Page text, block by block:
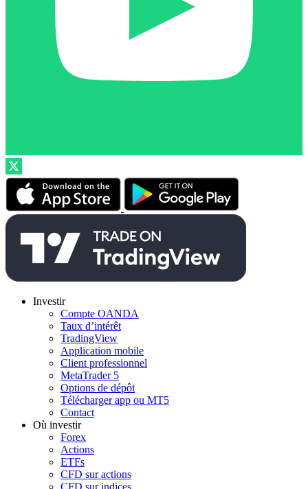
Investir
Compte OANDA
Taux d’intérêt
TradingView
Application mobile
Client professionnel
MetaTrader 5
Options de dépôt
Télécharger app ou MT5
Contact
Où investir
Forex
Actions
ETFs
CFD sur actions
CFD sur indices